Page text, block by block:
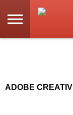
ADOBE